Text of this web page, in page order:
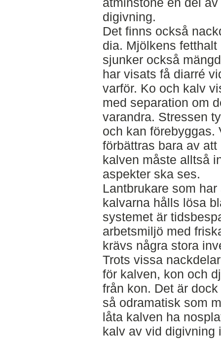
digivning.
Det finns också
dia. Mjölkens
sjunker också
har visats få diarré
varför. Ko och kalv
med separation om
varandra. Stressen
och kan förebyggas.
förbättras bara av
kalven måste alltså
aspekter ska ses.
Lantbrukare som
kalvarna hålls lösa
systemet är
arbetsmiljö med
krävs några stora
Trots vissa
för kalven, kon och
från kon. Det är
så odramatisk som
låta kalven ha
kalv av vid digivning